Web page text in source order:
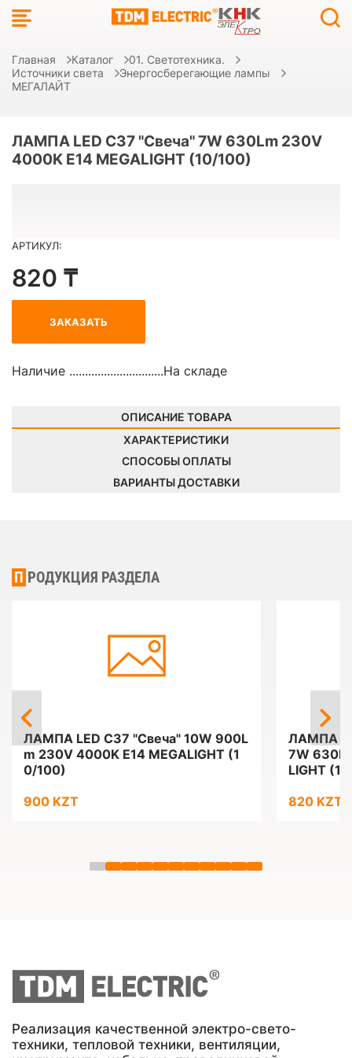
Главная Каталог
01. Светотехника.
Источники света
Энергосберегающие лампы
МЕГАЛАЙТ
ЛАМПА LED C37 "Свеча" 7W 630Lm 230V
4000K E14 MEGALIGHT (10/100)
АРТИКУЛ:
820 ₸
ЗАКАЗАТЬ
Наличие ..............................На складе
ОПИСАНИЕ ТОВАРА
ХАРАКТЕРИСТИКИ
СПОСОБЫ ОПЛАТЫ
ВАРИАНТЫ ДОСТАВКИ
ПРОДУКЦИЯ РАЗДЕЛА
ЛАМПА LED C37 "Свеча" 10W 900L
m 230V 4000K E14 MEGALIGHT (1
0/100)
900 KZT
ЛАМПА
7W
LIGHT
820 KZT
Реализация качественной электро-свето-
техники, тепловой техники, вентиляции,